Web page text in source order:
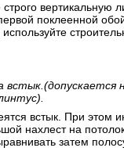
вертикальную
поклеенной
встык. При этом
нахлест на
затем